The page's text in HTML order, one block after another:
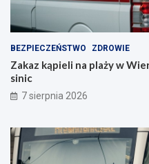
BEZPIECZEŃSTWO ZDROWIE
Zakaz kąpieli na plaży w
sinic
7 sierpnia 2026